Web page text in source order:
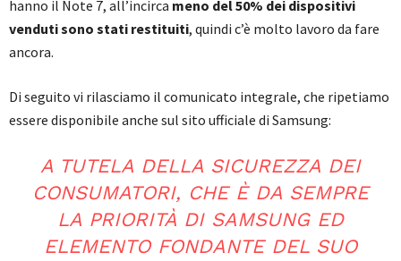
hanno il Note 7, all’incirca meno del 50% dei dispositivi
venduti sono stati restituiti, quindi c’è molto lavoro da fare
ancora.
Di seguito vi rilasciamo il comunicato integrale, che ripetiamo
essere disponibile anche sul sito ufficiale di Samsung:
A TUTELA DELLA SICUREZZA DEI
CONSUMATORI, CHE È DA SEMPRE
LA PRIORITÀ DI SAMSUNG ED
ELEMENTO FONDANTE DEL SUO